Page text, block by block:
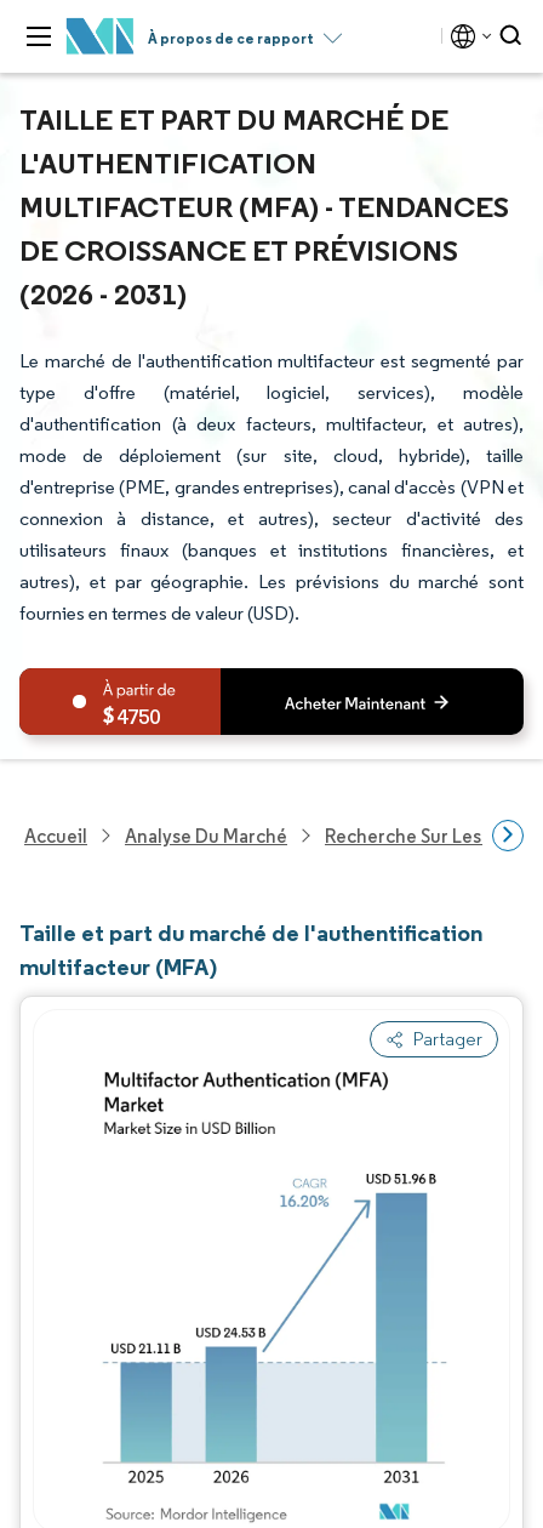
À propos de ce rapport
TAILLE ET PART DU MARCHÉ DE
L'AUTHENTIFICATION
MULTIFACTEUR (MFA) - TENDANCES
DE CROISSANCE ET PRÉVISIONS
(2026 - 2031)
Le marché de l'authentification multifacteur est segmenté par
type d'offre (matériel, logiciel, services), modèle
d'authentification (à deux facteurs, multifacteur, et autres),
mode de déploiement (sur site, cloud, hybride), taille
d'entreprise (PME, grandes entreprises), canal d'accès (VPN et
connexion à distance, et autres), secteur d'activité des
utilisateurs finaux (banques et institutions financières, et
autres), et par géographie. Les prévisions du marché sont
fournies en termes de valeur (USD).
4750
Accueil Analyse Du Marché Recherche Sur Les
Taille et part du marché de l'authentification
multifacteur (MFA)
Partager
Image © Mordor Intelligence. La